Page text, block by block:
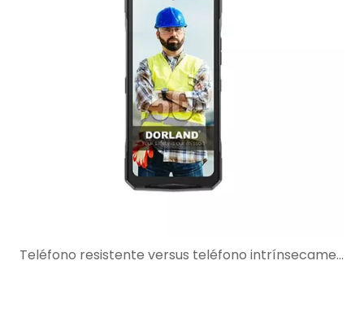
Teléfono resistente versus teléfono intrínsecamente seguro: por qué la protección resistente no es suficiente